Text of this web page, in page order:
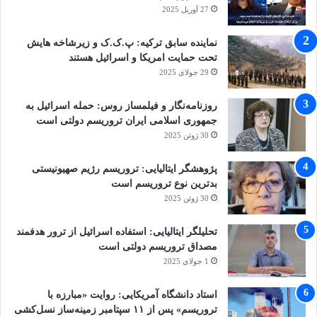
قاضی دادگاه منافقین افزود: به مردم آلبانی و برخی کشورهای
اروپایی اعلام می‌کنم اکنون افرادی که برای آنها کیفرخواست
صادر شده است و دادگاهی با بهره‌مندی از حق انتخاب وکیل برای
دفاع از اتهامات انتسابی در وجود دارد؛ عملی که به نظر می‌رسد
دولت‌های این کشورها آنها را نسبت به این موضوع آگاه نکردند.
رئیس دادگاه ابراز امیدواری کرد این دولت‌ها با اولویت دادن به
امنیت مردم خود در استرداد آنها به جمهوری اسلامی ایران مانند
هر گروه دیگری که متهم می‌شود اقداماتی را در راستای منافع
ملی خود انجام دهند.
در ادامه با دستور قاضی سید میثم حکیم زاده حسینی یکی از
27 آوریل 2025
نماینده سابق ترکیه: پ.ک.ک و زیرشاخه هایش
تحت حمایت امریکا و اسرائیل هستند
29 جولای 2025
روزنامه‌نگار و فیلمساز روس: حمله اسرائیل به
جمهوری اسلامی ایران تروریسم دولتی است
30 ژوئن 2025
پژوهشگر ایتالیایی: تروریسم رژیم صهیونیستی
بدترین نوع تروریسم است
30 ژوئن 2025
تحلیلگر ایتالیایی: استفاده اسرائیل از ترور هدفمند
مصداق تروریسم دولتی است
1 جولای 2025
استاد دانشگاه آمریکایی: روایت «مبارزه با
تروریسم» پس از ۱۱ سپتامبر زمینه‌ساز نسل‌کشی